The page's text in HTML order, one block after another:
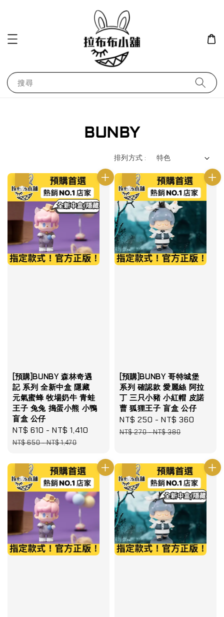
搜尋
BUNBY
排列方式 :
[預購]BUNBY 森林奇遇
記 系列 全新中盒 隱藏
元氣蜜蜂 牧場奶牛 青蛙
王子 兔兔 搗蛋小熊 小鴨
盲盒 公仔
Sale
price
NT$ 610 -NT$ 1,410
Regular
NT$ 650-NT$ 1,470
[預購]BUNBY 哥特城堡
系列 確認款 愛麗絲 阿拉
丁 三只小豬 小紅帽 皮諾
曹 狐狸王子 盲盒 公仔
Sale
price
NT$ 250 -NT$ 360
NT$ 270-NT$ 380